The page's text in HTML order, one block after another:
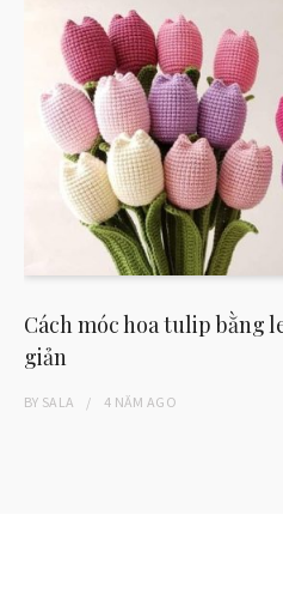
Cách móc hoa tulip bằng
giản
BY SALA 4 NĂM AGO